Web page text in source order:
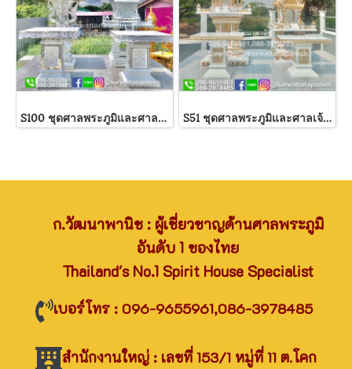
S100 ชุดศาลพระภูมิและศาลเจ้าที่ S51 ชุดศาลพระภูมิและศาลเจ้าที่
ก.วัฒนาพานิช : ผู้เชี่ยวชาญด้านศาลพระภูมิ
อันดับ 1 ของไทย
Thailand's No.1 Spirit House Specialist
เบอร์โทร : 096-9655961,086-3978485
สำนักงานใหญ่ : เลขที่ 153/1 หมู่ที่ 11 ต.โคก